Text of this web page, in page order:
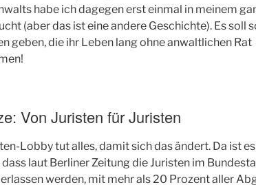
habe ich dagegen erst einmal in meinem
(aber das ist eine andere Geschichte). Es soll
geben, die ihr Leben lang ohne anwaltlichen Rat
Von Juristen für Juristen
Lobby tut alles, damit sich das ändert. Da ist
laut Berliner Zeitung die Juristen im
werden, mit mehr als 20 Prozent aller